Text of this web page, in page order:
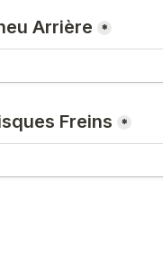
Arrière *
Freins *